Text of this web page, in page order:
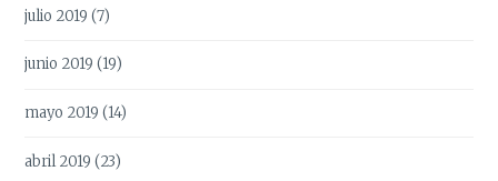
julio 2019 (7)
junio 2019 (19)
mayo 2019 (14)
abril 2019 (23)